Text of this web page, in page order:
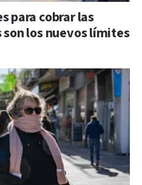
para cobrar las
los nuevos límites